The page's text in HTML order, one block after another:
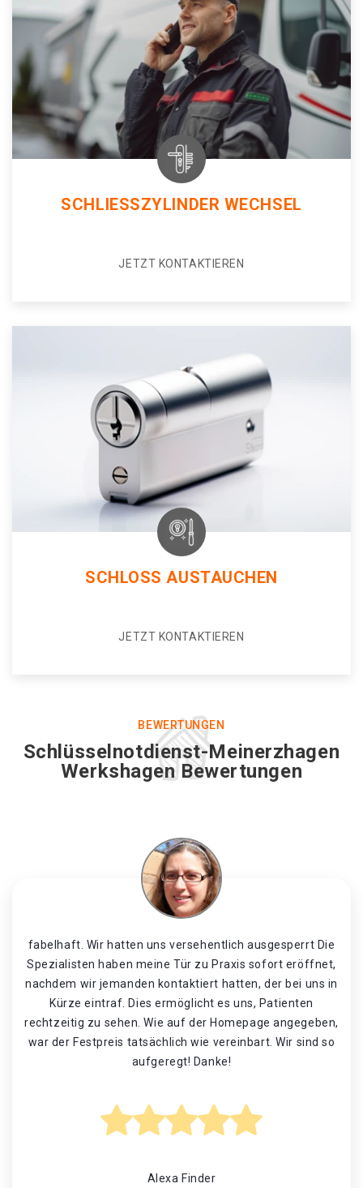
SCHLIESSZYLINDER WECHSEL
JETZT KONTAKTIEREN
SCHLOSS AUSTAUCHEN
JETZT KONTAKTIEREN
BEWERTUNGEN
Schlüsselnotdienst-Meinerzhagen
Werkshagen Bewertungen
fabelhaft. Wir hatten uns versehentlich ausgesperrt Die
Spezialisten haben meine Tür zu Praxis sofort eröffnet,
nachdem wir jemanden kontaktiert hatten, der bei uns in
Kürze eintraf. Dies ermöglicht es uns, Patienten
rechtzeitig zu sehen. Wie auf der Homepage angegeben,
war der Festpreis tatsächlich wie vereinbart. Wir sind so
aufgeregt! Danke!
Alexa Finder